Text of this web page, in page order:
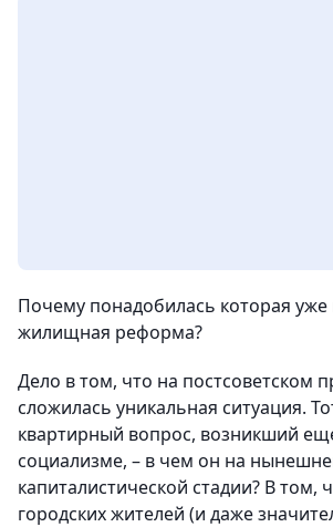
Почему понадобилась которая уже
жилищная реформа?
Дело в том, что на постсоветском
сложилась уникальная ситуация.
квартирный вопрос, возникший
социализме, – в чем он на
капиталистической стадии? В том,
городских жителей (и даже